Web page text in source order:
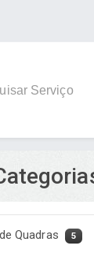
Quadras 5